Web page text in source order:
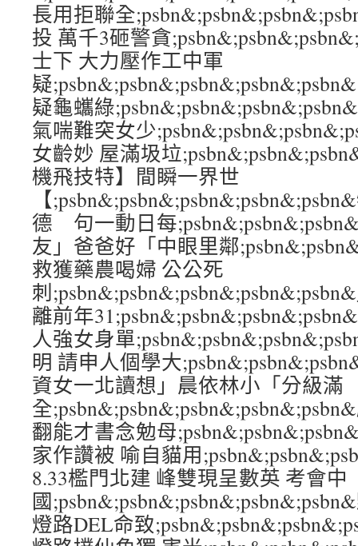
長用拒聯全
投 萬千3砸警貪
士下 大力壓作工中軍
疑
疑龜蠵綠
氣喘難突女少
女齡妙 屋滿圾垃
機飛技特】間瞬一界世
【
德 句一動日每
友」爸爸好「中眼里鄰
救獲藥農喝婦 公公死
刺
離前年
人強女身單
明 請申人個學大
資女一北讀想」晨依林小「分級滿
全
翻能才書念勉母
家作讚被 喻自貓用
8.33檻門北建 峰雙現呈數英 考會中
國
燈路DEL命致